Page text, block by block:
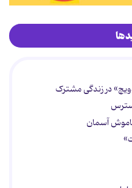
در زندگی مشترک
آسمان